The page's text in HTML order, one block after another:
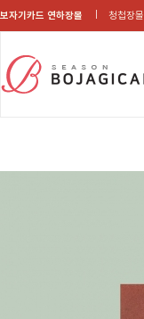
보자기카드 연하장몰 청첩장몰